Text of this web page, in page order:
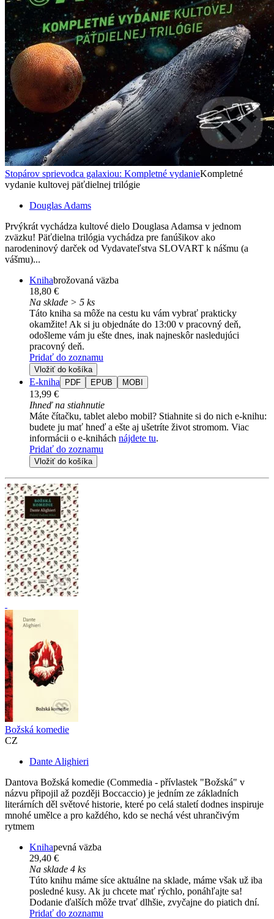
Stopárov sprievodca galaxiou: Kompletné vydanieKompletné
vydanie kultovej päťdielnej trilógie
Douglas Adams
Prvýkrát vychádza kultové dielo Douglasa Adamsa v jednom
zväzku! Päťdielna trilógia vychádza pre fanúšikov ako
narodeninový darček od Vydavateľstva SLOVART k nášmu (a
vášmu)...
Knihabrožovaná väzba
18,80 €
Na sklade > 5 ks
Táto kniha sa môže na cestu ku vám vybrať prakticky
okamžite! Ak si ju objednáte do 13:00 v pracovný deň,
odošleme vám ju ešte dnes, inak najneskôr nasledujúci
pracovný deň.
Pridať do zoznamu
Vložiť do košíka
E-kniha PDF EPUB MOBI
13,99 €
Ihneď na stiahnutie
Máte čítačku, tablet alebo mobil? Stiahnite si do nich e-knihu:
budete ju mať hneď a ešte aj ušetríte život stromom. Viac
informácii o e-knihách nájdete tu.
Pridať do zoznamu
Vložiť do košíka
Božská komedie
CZ
Dante Alighieri
Dantova Božská komedie (Commedia - přívlastek "Božská" v
názvu připojil až později Boccaccio) je jedním ze základních
literárních děl světové historie, které po celá staletí dodnes inspiruje
mnohé umělce a pro každého, kdo se nechá vést uhrančivým
rytmem
Knihapevná väzba
29,40 €
Na sklade 4 ks
Túto knihu máme síce aktuálne na sklade, máme však už iba
posledné kusy. Ak ju chcete mať rýchlo, ponáhľajte sa!
Dodanie ďalších môže trvať dlhšie, zvyčajne do piatich dní.
Pridať do zoznamu